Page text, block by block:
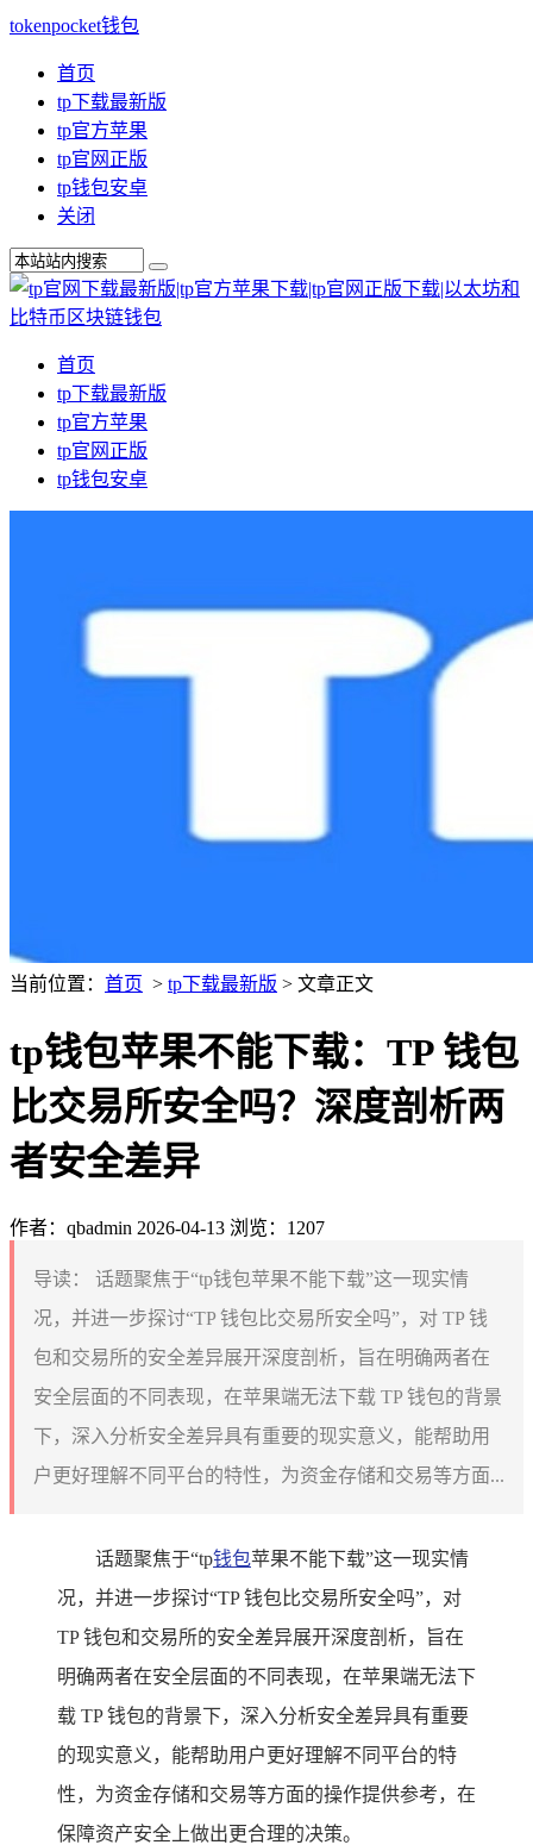
tokenpocket钱包
首页
tp下载最新版
tp官方苹果
tp官网正版
tp钱包安卓
关闭
首页
tp下载最新版
tp官方苹果
tp官网正版
tp钱包安卓
当前位置： 首页 > tp下载最新版 > 文章正文
tp钱包苹果不能下载：TP 钱包
比交易所安全吗？深度剖析两
者安全差异
作者：qbadmin 2026-04-13 浏览：1207
导读：
话题聚焦于“tp钱包苹果不能下载”这一现实情
况，并进一步探讨“TP 钱包比交易所安全吗”，对 TP 钱
包和交易所的安全差异展开深度剖析，旨在明确两者在
安全层面的不同表现，在苹果端无法下载 TP 钱包的背景
下，深入分析安全差异具有重要的现实意义，能帮助用
户更好理解不同平台的特性，为资金存储和交易等方面...
话题聚焦于“tp钱包苹果不能下载”这一现实情
况，并进一步探讨“TP 钱包比交易所安全吗”，对
TP 钱包和交易所的安全差异展开深度剖析，旨在
明确两者在安全层面的不同表现，在苹果端无法下
载 TP 钱包的背景下，深入分析安全差异具有重要
的现实意义，能帮助用户更好理解不同平台的特
性，为资金存储和交易等方面的操作提供参考，在
保障资产安全上做出更合理的决策。